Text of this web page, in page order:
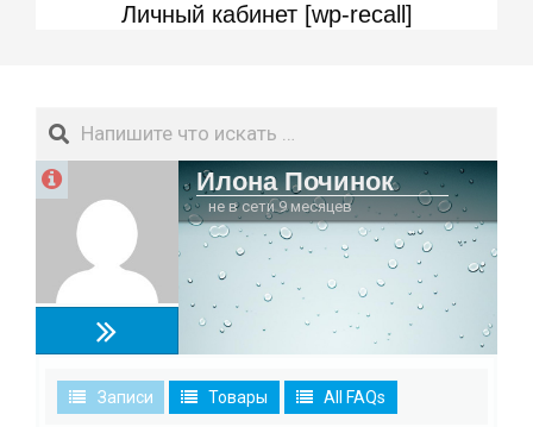
Личный кабинет [wp-recall]
Поиск
Илона Починок
не в сети 9 месяцев
Записи Товары All FAQs